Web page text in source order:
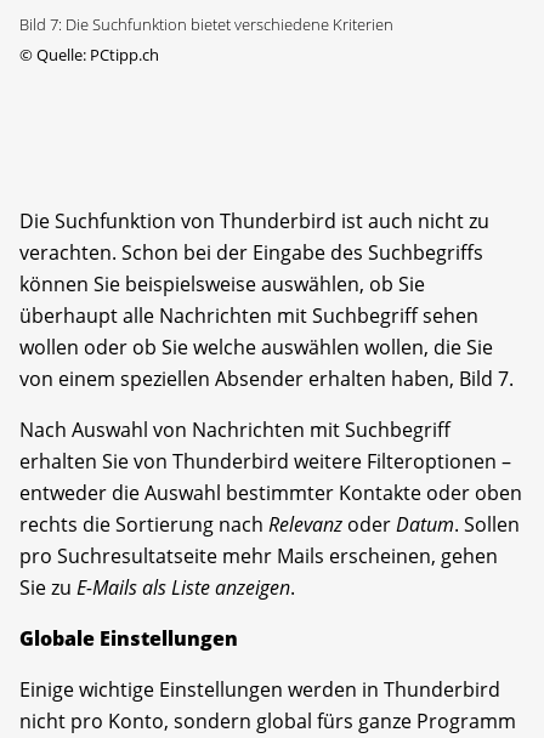
Bild 7: Die Suchfunktion bietet verschiedene Kriterien
©Quelle: PCtipp.ch
Die Suchfunktion von Thunderbird ist auch nicht zu
verachten. Schon bei der Eingabe des Suchbegriffs
können Sie beispielsweise auswählen, ob Sie
überhaupt alle Nachrichten mit Suchbegriff sehen
wollen oder ob Sie welche auswählen wollen, die Sie
von einem speziellen Absender erhalten haben, Bild 7.
Nach Auswahl von Nachrichten mit Suchbegriff
erhalten Sie von Thunderbird weitere Filteroptionen –
entweder die Auswahl bestimmter Kontakte oder oben
rechts die Sortierung nach Relevanz oderDatum. Sollen
pro Suchresultatseite mehr Mails erscheinen, gehen
Sie zu E-Mails als Liste anzeigen.
Globale Einstellungen
Einige wichtige Einstellungen werden in Thunderbird
nicht pro Konto, sondern global fürs ganze Programm